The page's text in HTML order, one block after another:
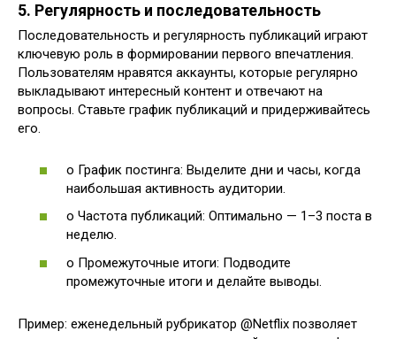
5. Регулярность и последовательность
Последовательность и регулярность публикаций играют
ключевую роль в формировании первого впечатления.
Пользователям нравятся аккаунты, которые регулярно
выкладывают интересный контент и отвечают на
вопросы. Ставьте график публикаций и придерживайтесь
его.
o График постинга: Выделите дни и часы, когда
наибольшая активность аудитории.
o Частота публикаций: Оптимально — 1–3 поста в
неделю.
o Промежуточные итоги: Подводите
промежуточные итоги и делайте выводы.
Пример: еженедельный рубрикатор @Netflix позволяет